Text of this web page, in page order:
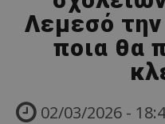
Λεμεσό
ποια θα
02/03/2026 -